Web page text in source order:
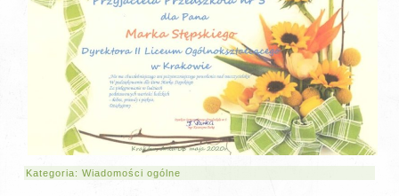
Kategoria:Wiadomości ogólne